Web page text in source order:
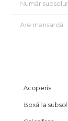
Vizionarea
Oferim
Număr
Are mansardă
Acoperiș
Boxă la subsol